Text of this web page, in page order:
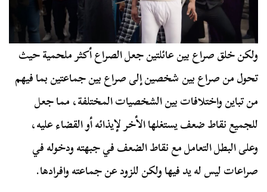
ولكن خلق صراع بين عائلتين جعل الصراع أكثر ملحمية حيث
تحول من صراع بين شخصين إلى صراع بين جماعتين بما فيهم
من تباين واختلافات بين الشخصيات المختلفة، مما جعل
للجميع نقاط ضعف يستغلها الأخر لإيذائه أو القضاء عليه،
وعلى البطل التعامل مع نقاط الضعف في جبهته ودخوله في
صراعات ليس له يد فيها ولكن للزود عن جماعته وافرادها.